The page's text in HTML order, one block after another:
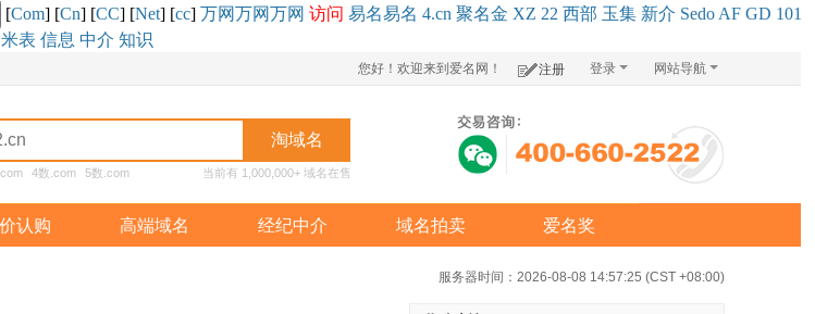
[Com] [Cn] [CC] [Net] [cc] 万网万网万网 访问 易名易名 4.cn 聚名金 XZ 22 西部 玉集 新介 Sedo AF GD 101
米表 信息 中介 知识